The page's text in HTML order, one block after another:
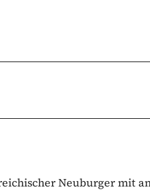
Neuburger mit